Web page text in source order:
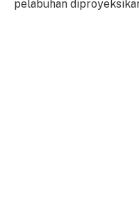
pelabuhan